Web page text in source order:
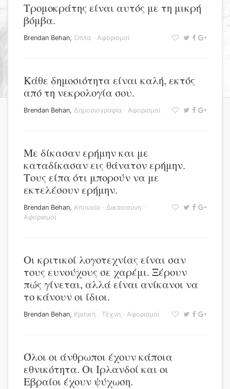
Τρομοκράτης είναι αυτός με τη μικρή
βόμβα.
Brendan Behan, Όπλα · Αφορισμοί
Κάθε δημοσιότητα είναι καλή, εκτός
από τη νεκρολογία σου.
Brendan Behan, Δημοσιογραφία · Αφορισμοί
Mε δίκασαν ερήμην και με
καταδίκασαν εις θάνατον ερήμην.
Tους είπα ότι μπορούν να με
εκτελέσουν ερήμην.
Brendan Behan, Απουσία · Δικαιοσύνη ·
Αφορισμοί
Οι κριτικοί λογοτεχνίας είναι σαν
τους ευνούχους σε χαρέμι. Ξέρουν
πώς γίνεται, αλλά είναι ανίκανοι να
το κάνουν οι ίδιοι.
Brendan Behan, Κριτική · Τέχνη · Αφορισμοί
Όλοι οι άνθρωποι έχουν κάποια
εθνικότητα. Οι Ιρλανδοί και οι
Εβραίοι έχουν ψύχωση.